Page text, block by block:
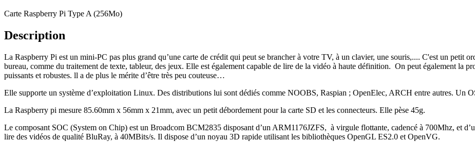
Carte Raspberry Pi Type A (256Mo)
Description
La Raspberry Pi est un mini-PC pas plus grand qu’une carte de crédit qui peut se brancher à votre TV, à un clavier, une souris,.... C'est un petit
bureau, comme du traitement de texte, tableur, des jeux. Elle est également capable de lire de la vidéo à haute définition. On peut également la
puissants et robustes. ll a de plus le mérite d’être très peu couteuse…
Elle supporte un système d’exploitation Linux. Des distributions lui sont dédiés comme NOOBS, Raspian ; OpenElec, ARCH entre autres. Un
La Raspberry pi mesure 85.60mm x 56mm x 21mm, avec un petit débordement pour la carte SD et les connecteurs. Elle pèse 45g.
Le composant SOC (System on Chip) est un Broadcom BCM2835 disposant d’un ARM1176JZFS, à virgule flottante, cadencé à 700Mhz, et
lire des vidéos de qualité BluRay, à 40MBits/s. Il dispose d’un noyau 3D rapide utilisant les bibliothèques OpenGL ES2.0 et OpenVG.